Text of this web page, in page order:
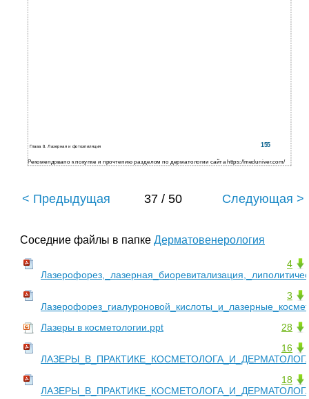
Глава 8. Лазерная и фотоэпиляция 155
Рекомендовано к покупке и прочтению разделом по дерматологии сайта https://meduniver.com/
< Предыдущая 37 / 50 Следующая >
Соседние файлы в папке Дерматовенерология
4
3
28
Лазеры в косметологии.ppt
16
18